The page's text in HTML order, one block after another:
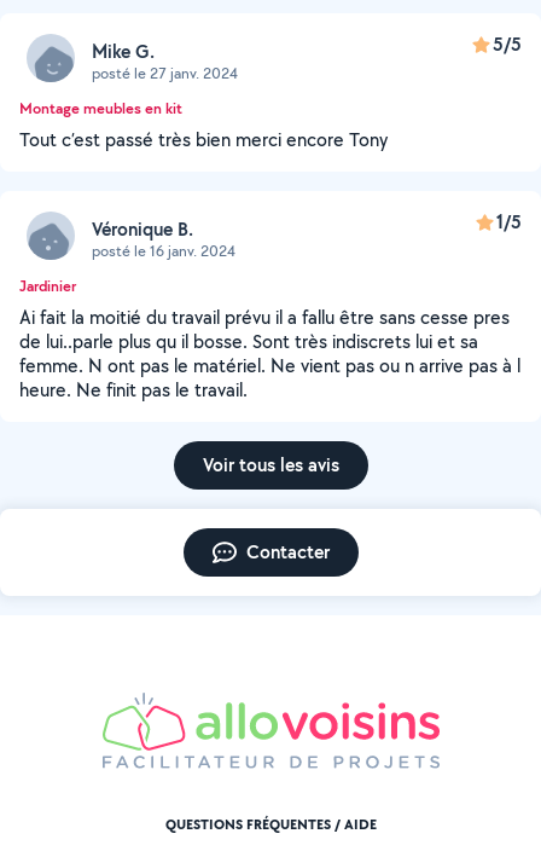
Mike G.
posté le 27 janv. 2024
5/5
Montage meubles en kit
Tout c’est passé très bien merci encore Tony
Véronique B.
posté le 16 janv. 2024
1/5
Jardinier
Ai fait la moitié du travail prévu il a fallu être sans cesse pres
de lui..parle plus qu il bosse. Sont très indiscrets lui et sa
femme. N ont pas le matériel. Ne vient pas ou n arrive pas à l
heure. Ne finit pas le travail.
Voir tous les avis
Contacter
QUESTIONS FRÉQUENTES / AIDE